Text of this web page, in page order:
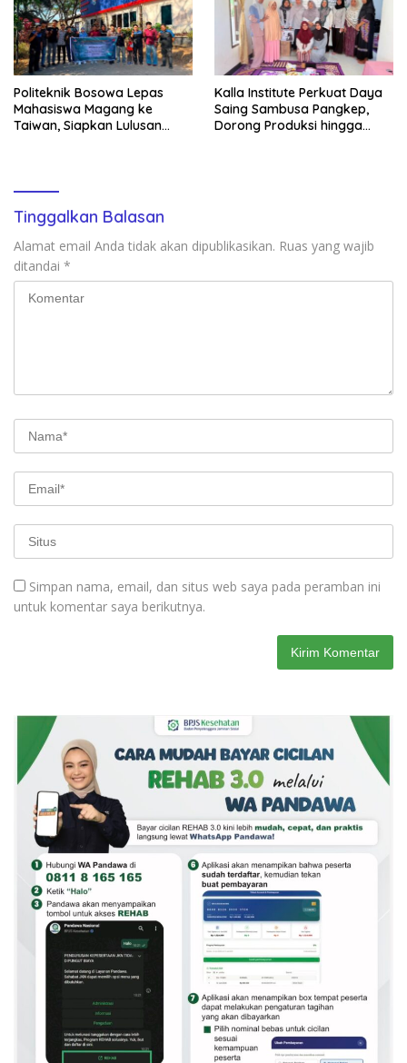
Politeknik Bosowa Lepas
Mahasiswa Magang ke
Taiwan, Siapkan Lulusan
Kalla Institute Perkuat Daya
Saing Sambusa Pangkep,
Dorong Produksi hingga
Tinggalkan Balasan
Alamat email Anda tidak akan dipublikasikan. Ruas yang wajib
ditandai *
Simpan nama, email, dan situs web saya pada peramban ini
untuk komentar saya berikutnya.